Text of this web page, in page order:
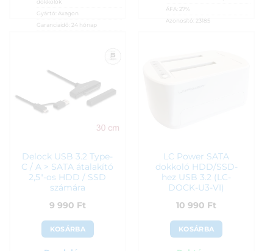
dokkolók
Gyártó: Axagon
Garanciaidő:
24 hónap
ÁFA:
27%
Azonosító:
23185
Delock USB 3.2 Type-
C / A > SATA átalakító
2,5″-os HDD / SSD
számára
9 990 Ft
KOSÁRBA
LC Power SATA
dokkoló HDD/SSD-
hez USB 3.2 (LC-
DOCK-U3-VI)
10 990 Ft
KOSÁRBA